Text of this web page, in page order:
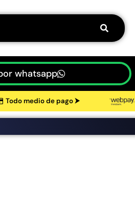
whatsapp
Todo medio de pago ⮞